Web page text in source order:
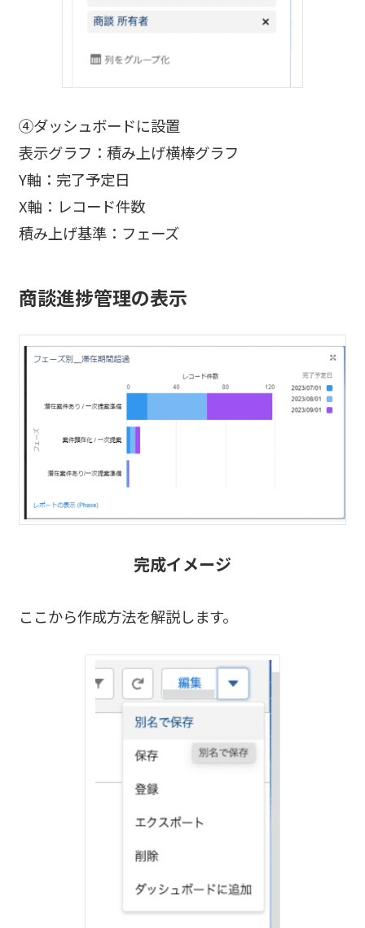
④ダッシュボードに設置
表示グラフ：積み上げ横棒グラフ
Y軸：完了予定日
X軸：レコード件数
積み上げ基準：フェーズ
商談進捗管理の表示
完成イメージ
ここから作成方法を解説します。